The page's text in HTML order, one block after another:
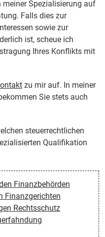
meiner Spezialisierung auf
Falls dies zur
sowie zur
ist, scheue ich
Ihres Konflikts mit
zu mir auf. In meiner
Sie stets auch
steuerrechtlichen
Qualifikation
Finanzbehörden
Finanzgerichten
Rechtsschutz